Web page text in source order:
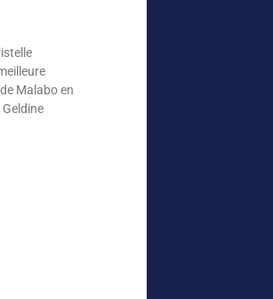
Malabo en